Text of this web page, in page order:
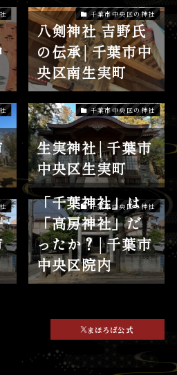
千葉市中央区の神社
八剣神社 吉野氏
の伝承│千葉市中
央区南生実町
千葉市中央区の神社
生実神社│千葉市
中央区生実町
千葉市中央区の神社
「千葉神社」は
「高房神社」だ
ったか？│千葉市
中央区院内
まほろば公式